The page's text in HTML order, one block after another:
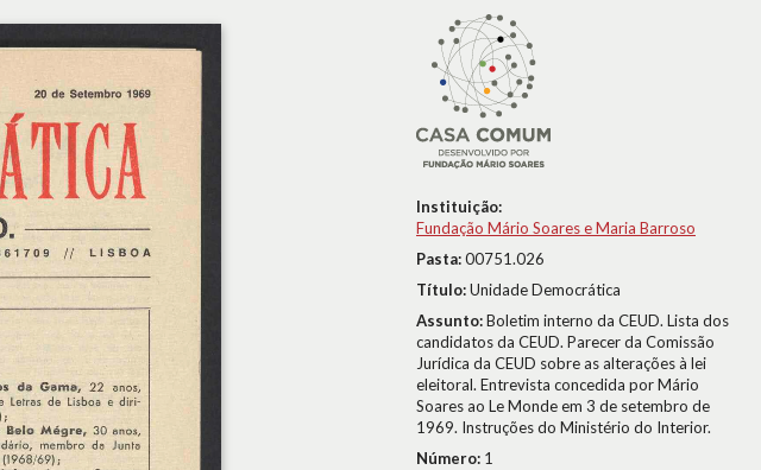
Instituição:
Fundação Mário Soares e Maria Barroso
Pasta:00751.026
Título:Unidade Democrática
Assunto:Boletim interno da CEUD. Lista dos
candidatos da CEUD. Parecer da Comissão
Jurídica da CEUD sobre as alterações à lei
eleitoral. Entrevista concedida por Mário
Soares ao Le Monde em 3 de setembro de
1969. Instruções do Ministério do Interior.
Número: 1